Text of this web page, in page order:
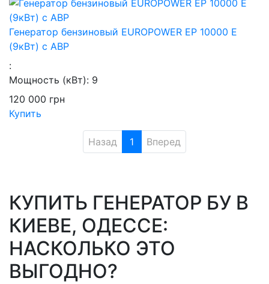
Генератор бензиновый EUROPOWER EP 10000 Е
(9кВт) с АВР
:
Мощность (кВт): 9
120 000 грн
Купить
Назад 1 Вперед
КУПИТЬ ГЕНЕРАТОР БУ В
КИЕВЕ, ОДЕССЕ:
НАСКОЛЬКО ЭТО
ВЫГОДНО?